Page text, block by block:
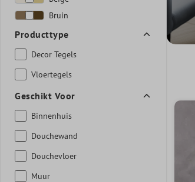
Bruin
Producttype
Decor Tegels
Vloertegels
Geschikt Voor
Binnenhuis
Douchewand
Douchevloer
Muur